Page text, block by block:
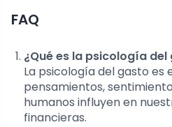
FAQ
¿Qué es la psicología del
La psicología del gasto es
pensamientos,
humanos influyen en
financieras.